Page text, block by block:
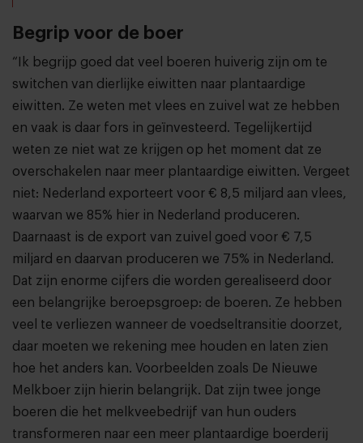
Begrip voor de boer
“Ik begrijp goed dat veel boeren huiverig zijn om te
switchen van dierlijke eiwitten naar plantaardige
eiwitten. Ze weten met vlees en zuivel wat ze hebben
en vaak is daar fors in geïnvesteerd. Tegelijkertijd
weten ze niet wat ze krijgen op het moment dat ze
overschakelen naar meer plantaardige eiwitten. Vergeet
niet: Nederland exporteert voor € 8,5 miljard aan vlees,
waarvan we 85% hier in Nederland produceren.
Daarnaast is de export van zuivel goed voor € 7,5
miljard en daarvan produceren we 75% in Nederland.
Dat zijn enorme cijfers die worden gerealiseerd door
een belangrijke beroepsgroep: de boeren. Ze hebben
veel te verliezen wanneer de voedseltransitie doorzet,
daar moeten we rekening mee houden en laten zien
hoe het anders kan. Voorbeelden zoals De Nieuwe
Melkboer zijn hierin belangrijk. Dat zijn twee jonge
boeren die het melkveebedrijf van hun ouders
transformeren naar een meer plantaardige boerderij